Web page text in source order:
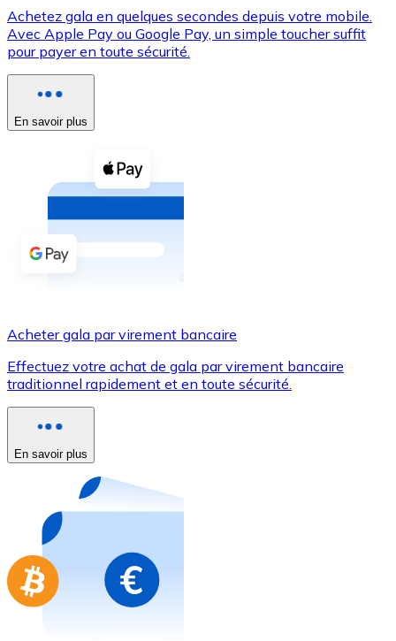
XRP
XRP
Voir toutes
Coupons crypto
Achetez des cryptomonnaies en espèces et d'autres
Acheter avec espèces
Virement SEPA
Utilisez les cartes Visa et Mastercard pour acheter
Acheter avec carte
Nouveau
Achetez des cartes-cadeaux de vos marques
Aller à la boutique de cartes-cadeaux
Achetez gala en quelques secondes depuis votre mobile.
Avec Apple Pay ou Google Pay, un simple toucher suffit
pour payer en toute sécurité.
En savoir plus
Acheter gala par virement bancaire
Effectuez votre achat de gala par virement bancaire
traditionnel rapidement et en toute sécurité.
En savoir plus